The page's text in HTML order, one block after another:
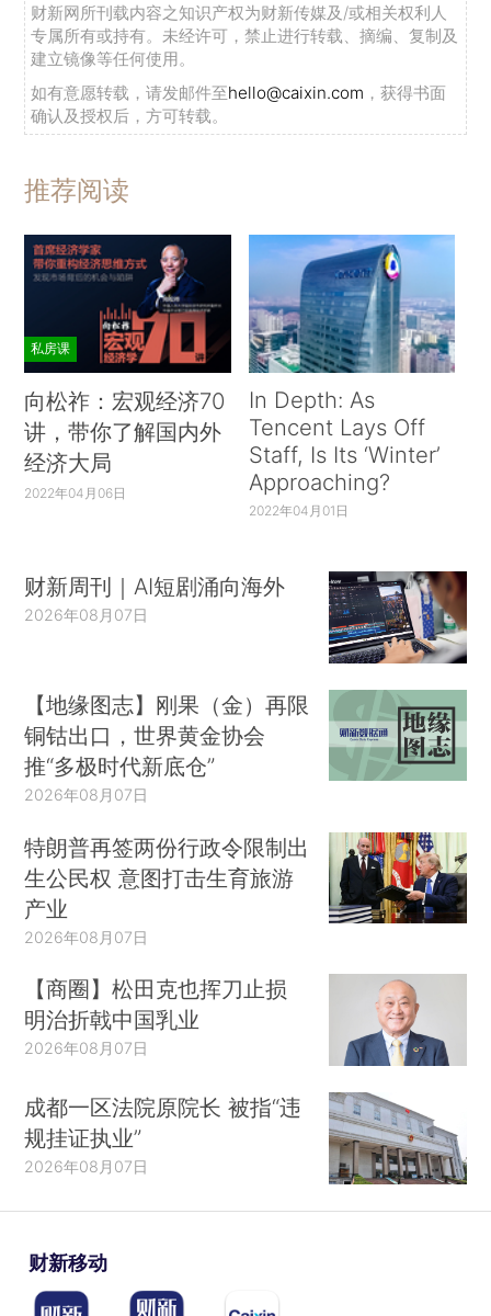
财新网所刊载内容之知识产权为财新传媒及/或相关权利人
专属所有或持有。未经许可，禁止进行转载、摘编、复制及
建立镜像等任何使用。
如有意愿转载，请发邮件至hello@caixin.com ，获得书面
确认及授权后，方可转载。
推荐阅读
私房课
向松祚：宏观经济70
讲，带你了解国内外
经济大局
2022年04月06日
In Depth: As
Tencent Lays Off
Staff, Is Its ‘Winter’
Approaching?
2022年04月01日
财新周刊｜AI短剧涌向海外
2026年08月07日
【地缘图志】刚果（金）再限
铜钴出口，世界黄金协会
推“多极时代新底仓”
2026年08月07日
特朗普再签两份行政令限制出
生公民权 意图打击生育旅游
产业
2026年08月07日
【商圈】松田克也挥刀止损
明治折戟中国乳业
2026年08月07日
成都一区法院原院长 被指“违
规挂证执业”
2026年08月07日
财新移动